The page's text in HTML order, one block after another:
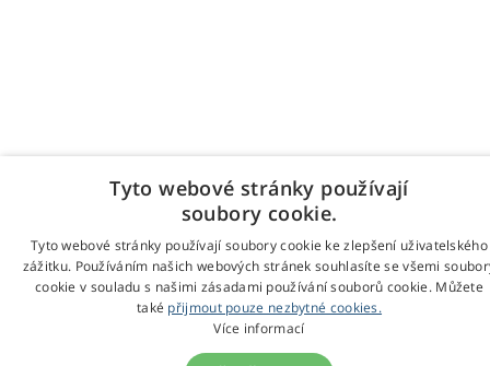
Tyto webové stránky používají
soubory cookie.
Tyto webové stránky používají soubory cookie ke zlepšení uživatelského
zážitku. Používáním našich webových stránek souhlasíte se všemi
cookie v souladu s našimi zásadami používání souborů cookie. Můžete
také přijmout pouze nezbytné cookies.
Více informací